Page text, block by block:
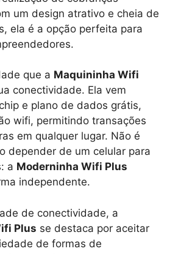
um design atrativo e cheia de
ela é a opção perfeita para
que a Maquininha Wifi
conectividade. Ela vem
e plano de dados grátis,
wifi, permitindo transações
em qualquer lugar. Não é
depender de um celular para
a Moderninha Wifi Plus
independente.
de conectividade, a
Plus se destaca por aceitar
de formas de